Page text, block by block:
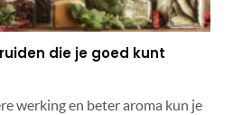
die je goed kunt
werking en beter aroma kun je